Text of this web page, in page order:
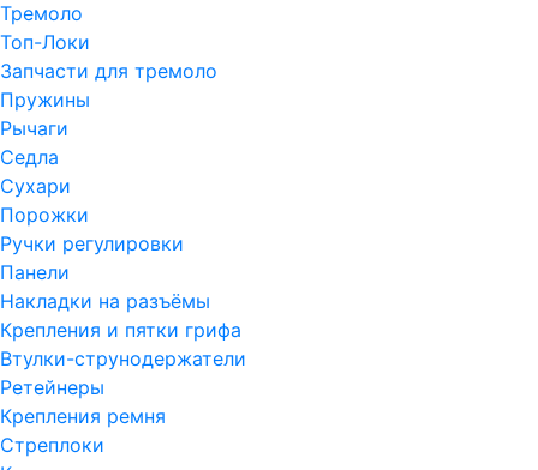
Тремоло
Топ-Локи
Запчасти для тремоло
Пружины
Рычаги
Седла
Сухари
Порожки
Ручки регулировки
Панели
Накладки на разъёмы
Крепления и пятки грифа
Втулки-струнодержатели
Ретейнеры
Крепления ремня
Стреплоки